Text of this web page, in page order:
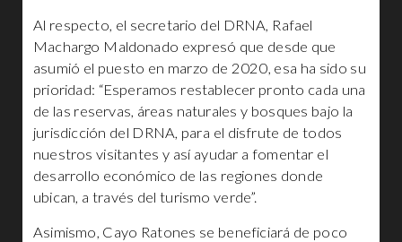
Al respecto, el secretario del DRNA, Rafael
Machargo Maldonado expresó que desde que
asumió el puesto en marzo de 2020, esa ha sido su
prioridad: “Esperamos restablecer pronto cada una
de las reservas, áreas naturales y bosques bajo la
jurisdicción del DRNA, para el disfrute de todos
nuestros visitantes y así ayudar a fomentar el
desarrollo económico de las regiones donde
ubican, a través del turismo verde”.
Asimismo, Cayo Ratones se beneficiará de poco